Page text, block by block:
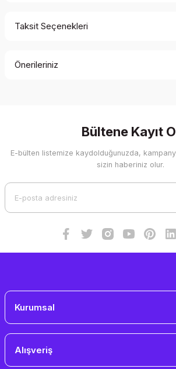
Taksit Seçenekleri
Önerileriniz
Görüş ve önerileriniz için teşekkür ederiz.
Ürün resmi kalitesiz, bozuk veya
Bültene Kayıt
E-bülten listemize kaydolduğunuzda,
sizin haberiniz olur.
Kurumsal
Alışveriş